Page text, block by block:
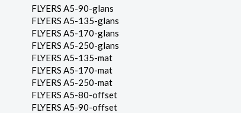
FLYERS A5-90-glans
FLYERS A5-135-glans
FLYERS A5-170-glans
FLYERS A5-250-glans
FLYERS A5-135-mat
FLYERS A5-170-mat
FLYERS A5-250-mat
FLYERS A5-80-offset
FLYERS A5-90-offset